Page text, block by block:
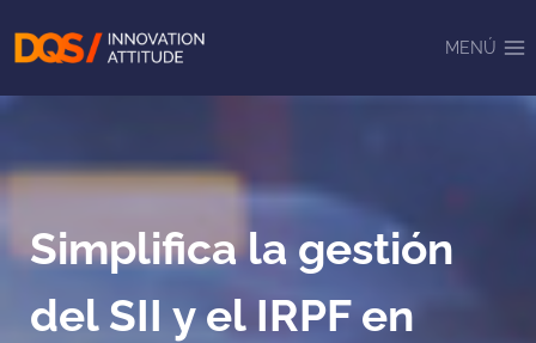
MENÚ
Simplifica la gestión
del SII y el IRPF en